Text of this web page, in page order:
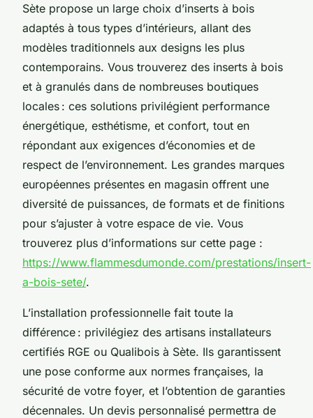
Sète propose un large choix d’inserts à bois
adaptés à tous types d’intérieurs, allant des
modèles traditionnels aux designs les plus
contemporains. Vous trouverez des inserts à bois
et à granulés dans de nombreuses boutiques
locales : ces solutions privilégient performance
énergétique, esthétisme, et confort, tout en
répondant aux exigences d’économies et de
respect de l’environnement. Les grandes marques
européennes présentes en magasin offrent une
diversité de puissances, de formats et de finitions
pour s’ajuster à votre espace de vie. Vous
trouverez plus d’informations sur cette page :
https://www.flammesdumonde.com/prestations/insert-
a-bois-sete/.
L’installation professionnelle fait toute la
différence : privilégiez des artisans installateurs
certifiés RGE ou Qualibois à Sète. Ils garantissent
une pose conforme aux normes françaises, la
sécurité de votre foyer, et l’obtention de garanties
décennales. Un devis personnalisé permettra de